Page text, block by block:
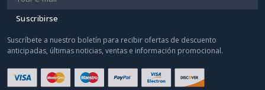
Suscribirse
Suscríbete a nuestro boletín para recibir ofertas de descuento
anticipadas, últimas noticias, ventas e información promocional.